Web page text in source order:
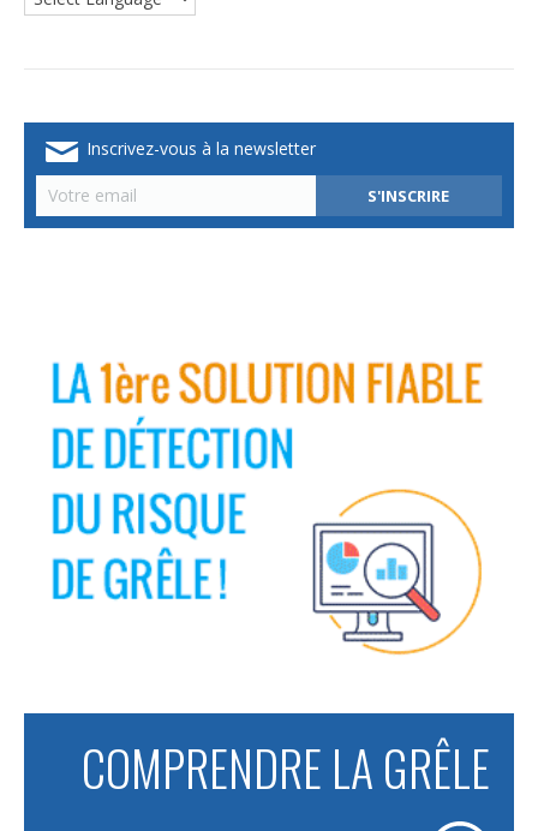
Inscrivez-vous à la newsletter
COMPRENDRE LA GRÊLE